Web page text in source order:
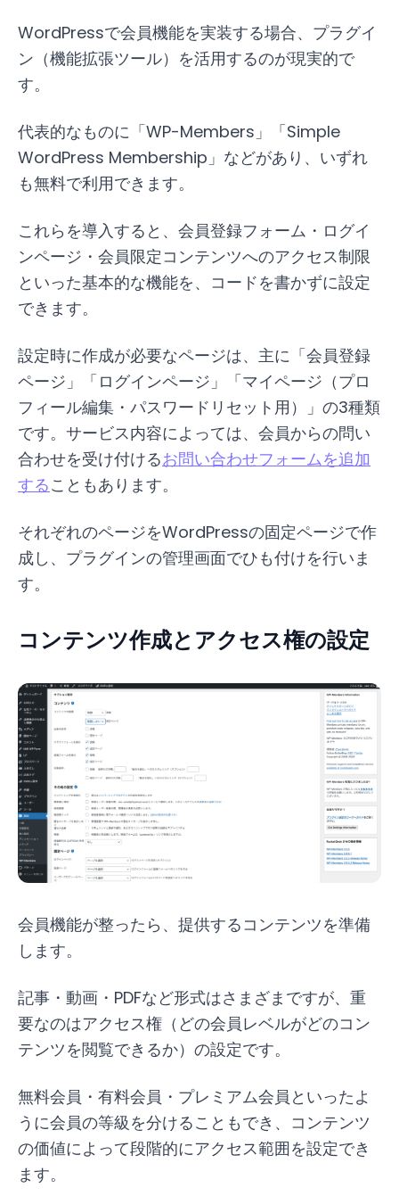
WordPressで会員機能を実装する場合、プラグイ
ン（機能拡張ツール）を活用するのが現実的で
す。
代表的なものに「WP-Members」「Simple
WordPress Membership」などがあり、いずれ
も無料で利用できます。
これらを導入すると、会員登録フォーム・ログイ
ンページ・会員限定コンテンツへのアクセス制限
といった基本的な機能を、コードを書かずに設定
できます。
設定時に作成が必要なページは、主に「会員登録
ページ」「ログインページ」「マイページ（プロ
フィール編集・パスワードリセット用）」の3種類
です。サービス内容によっては、会員からの問い
合わせを受け付けるお問い合わせフォームを追加
することもあります。
それぞれのページをWordPressの固定ページで作
成し、プラグインの管理画面でひも付けを行いま
す。
コンテンツ作成とアクセス権の設定
会員機能が整ったら、提供するコンテンツを準備
します。
記事・動画・PDFなど形式はさまざまですが、重
要なのはアクセス権（どの会員レベルがどのコン
テンツを閲覧できるか）の設定です。
無料会員・有料会員・プレミアム会員といったよ
うに会員の等級を分けることもでき、コンテンツ
の価値によって段階的にアクセス範囲を設定でき
ます。